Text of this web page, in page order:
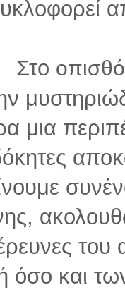
Στο
μια
όσο και